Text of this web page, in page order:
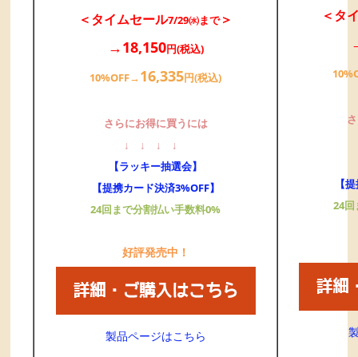
＜タイムセール7/29㈬まで＞
→18,150円(税込)
10%OFF→16,335円(税込)
さらにお得に買うには
↓
↓ ↓
↓
【ラッキー抽選会】
【提携カード決済3%OFF】
24回まで分割払い手数料0%
好評発売中！
製品ページはこちら
＜タ
【
24回